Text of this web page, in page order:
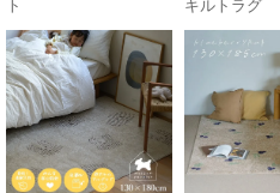
ト
キルトラグ